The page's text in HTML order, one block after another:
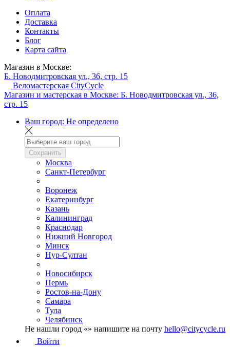
Оплата
Доставка
Контакты
Блог
Карта сайта
Магазин в Москве:
Б. Новодмитровская ул., 36, стр. 15
Веломастерская CityCycle
Магазин и мастерская в Москве: Б. Новодмитровская ул., 36,
стр. 15
Ваш город: Не определено
Сохранить
Москва
Санкт-Петербург
Воронеж
Екатеринбург
Казань
Калининград
Краснодар
Нижний Новгород
Минск
Нур-Султан
Новосибирск
Пермь
Ростов-на-Дону
Самара
Тула
Челябинск
Не нашли город «» напишите на почту hello@citycycle.ru
Войти